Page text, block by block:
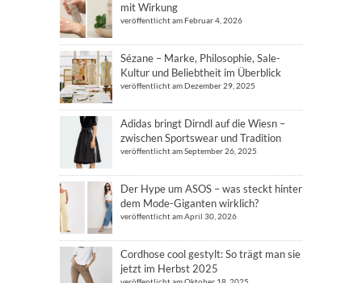
mit Wirkung
veröffentlicht am Februar 4, 2026
Sézane – Marke, Philosophie, Sale-
Kultur und Beliebtheit im Überblick
veröffentlicht am Dezember 29, 2025
Adidas bringt Dirndl auf die Wiesn –
zwischen Sportswear und Tradition
veröffentlicht am September 26, 2025
Der Hype um ASOS – was steckt hinter
dem Mode-Giganten wirklich?
veröffentlicht am April 30, 2026
Cordhose cool gestylt: So trägt man sie
jetzt im Herbst 2025